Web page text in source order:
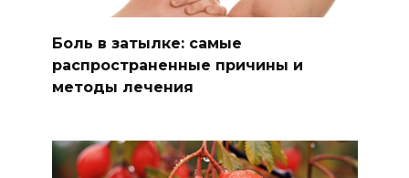
Боль в затылке: самые
распространенные причины и
методы лечения